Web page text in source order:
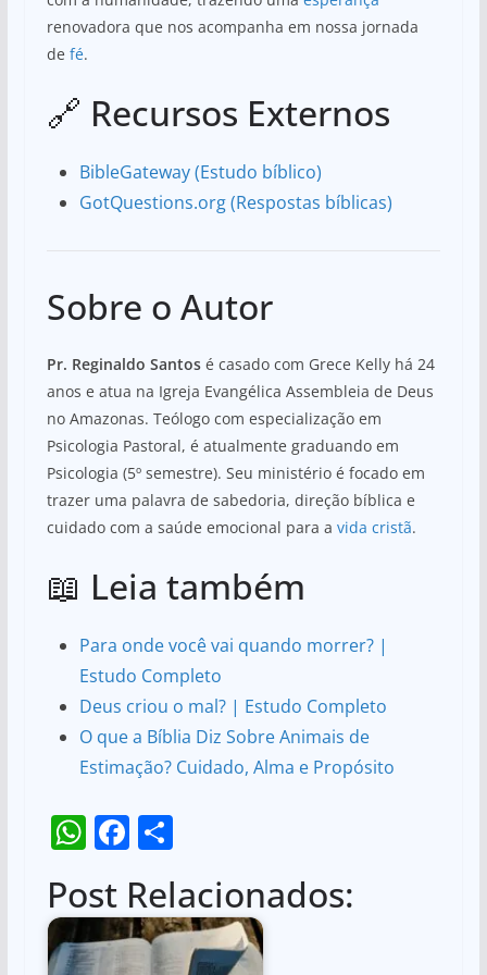
renovadora que nos acompanha em nossa jornada
de fé.
🔗 Recursos Externos
BibleGateway (Estudo bíblico)
GotQuestions.org (Respostas bíblicas)
Sobre o Autor
Pr. Reginaldo Santosé casado com Grece Kelly há 24
anos e atua na Igreja Evangélica Assembleia de Deus
no Amazonas. Teólogo com especialização em
Psicologia Pastoral, é atualmente graduando em
Psicologia (5º semestre). Seu ministério é focado em
trazer uma palavra de sabedoria, direção bíblica e
cuidado com a saúde emocional para a vida cristã.
📖 Leia também
Para onde você vai quando morrer? |
Estudo Completo
Deus criou o mal? | Estudo Completo
O que a Bíblia Diz Sobre Animais de
Estimação? Cuidado, Alma e Propósito
W
at
s
F
c
e
S
ar
e
Post Relacionados: